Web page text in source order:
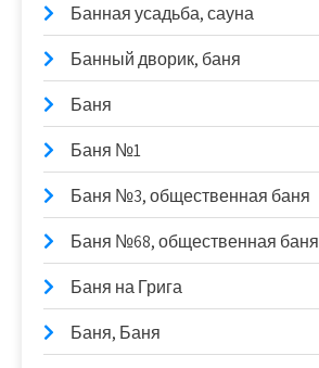
Банная усадьба, сауна
Банный дворик, баня
Баня
Баня №1
Баня №3, общественная баня
Баня №68, общественная баня
Баня на Грига
Баня, Баня